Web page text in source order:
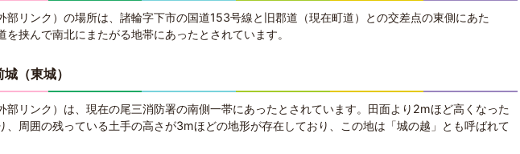
部リンク） の場所は、諸輪字下市の国道153号線と旧郡道（現在町道）との交差点の東側にあた
を挟んで南北にまたがる地帯にあったとされています。
（東城）
部リンク） は、現在の尾三消防署の南側一帯にあったとされています。田面より2mほど高くなった
、周囲の残っている土手の高さが3mほどの地形が存在しており、この地は「城の越」とも呼ばれて